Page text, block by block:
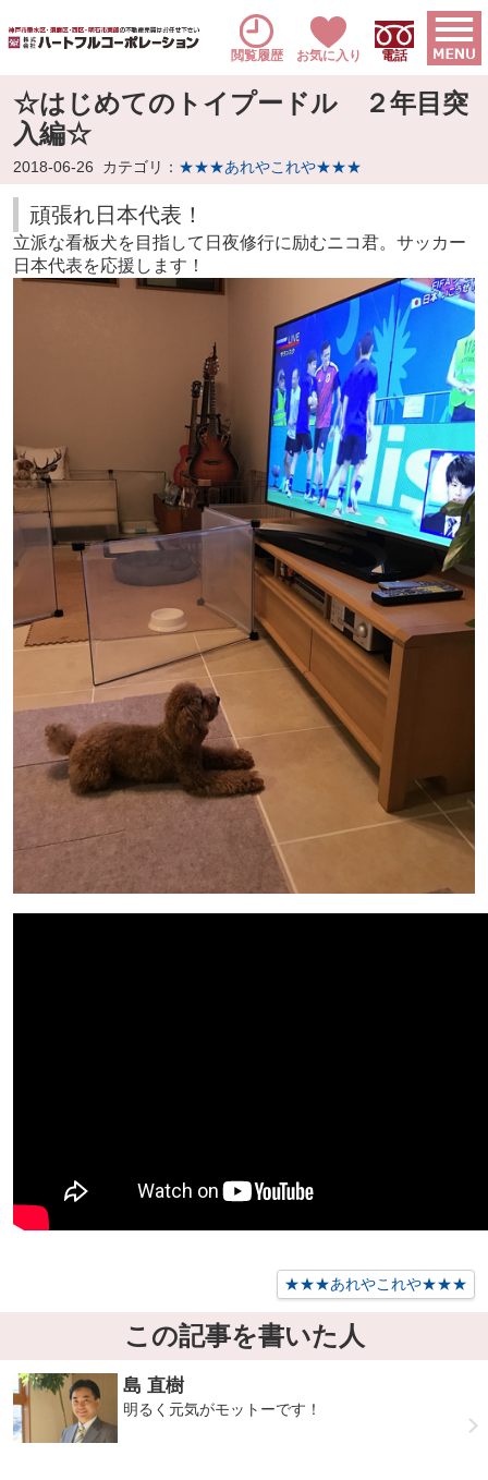
閲覧履歴 お気に入り 電話
☆はじめてのトイプードル ２年目突
入編☆
2018-06-26 カテゴリ： ★★★あれやこれや★★★
頑張れ日本代表！
立派な看板犬を目指して日夜修行に励むニコ君。サッカー
日本代表を応援します！
★★★あれやこれや★★★
この記事を書いた人
島 直樹
明るく元気がモットーです！